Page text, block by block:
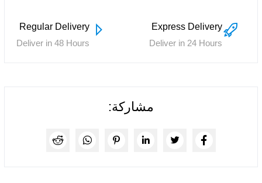
Express Delivery
Deliver in 24 Hours
Regular Delivery
Deliver in 48 Hours
مشاركة: